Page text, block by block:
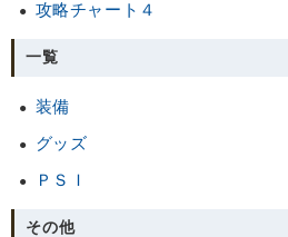
攻略チャート４
一覧
装備
グッズ
ＰＳＩ
その他